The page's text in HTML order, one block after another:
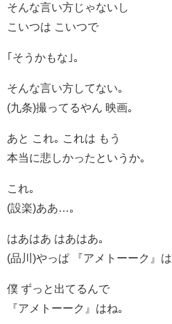
そんな言い方じゃないし
こいつは こいつで
｢そうかもな｣｡
そんな言い方してない｡
(九条)撮ってるやん 映画｡
あと これ｡ これは もう
本当に悲しかったというか｡
これ｡
(設楽)ああ…｡
はあはあ はあはあ｡
(品川)やっぱ 『アメトーーク』は
僕 ずっと出てるんで
『アメトーーク』はね｡